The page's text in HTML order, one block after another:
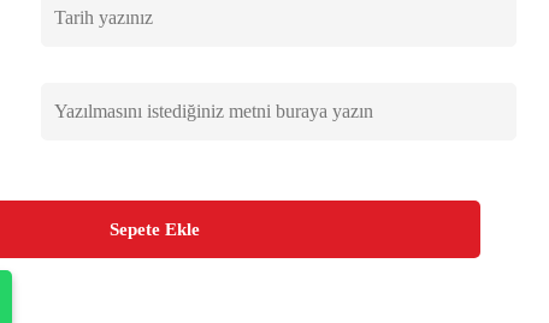
Sepete Ekle